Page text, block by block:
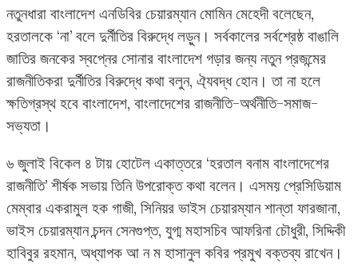
নতুনধারা বাংলাদেশ এনডিবির চেয়ারম্যান মোমিন মেহেদী বলেছেন,
হরতালকে ‘না’ বলে দুর্নীতির বিরুদ্ধে লড়ুন। সর্বকালের সর্বশ্রেষ্ঠ বাঙালি
জাতির জনকের স্বপ্নের সোনার বাংলাদেশ গড়ার জন্য নতুন প্রজন্মের
রাজনীতিকরা দুর্নীতির বিরুদ্ধে কথা বলুন, ঐ্যবদ্ধ হোন। তা না হলে
ক্ষতিগ্রস্থ হবে বাংলাদেশ, বাংলাদেশের রাজনীতি-অর্থনীতি-সমাজ-
সভ্যতা।
৬ জুলাই বিকেল ৪ টায় হোটেল একাত্তরে ‘হরতাল বনাম বাংলাদেশের
রাজনীতি’ শীর্ষক সভায় তিনি উপরোক্ত কথা বলেন। এসময় প্রেসিডিয়াম
মেম্বার একরামুল হক গাজী, সিনিয়র ভাইস চেয়ারম্যান শান্তা ফারজানা,
ভাইস চেয়ারম্যান চন্দন সেনগুপ্ত, যুগ্ম মহাসচিব আফরিনা চৌধুরী, সিদ্দিকী
হাবিবুর রহমান, অধ্যাপক আ ন ম হাসানুল কবির প্রমুখ বক্তব্য রাখেন।